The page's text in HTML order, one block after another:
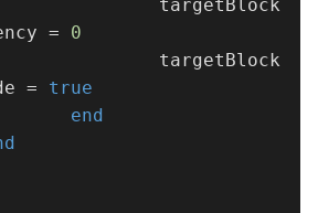
= 0
= true
end